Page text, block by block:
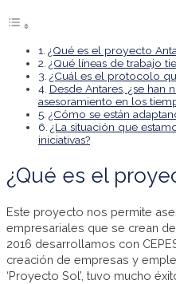
¿Qué es el proyecto
¿Qué líneas de trabajo
¿Cuál es el protocolo
Desde Antares, ¿se han
asesoramiento en los
¿Cómo se están
¿La situación que
iniciativas?
¿Qué es el
Este proyecto nos permite
empresariales que se crean
2016 desarrollamos con
creación de empresas y
‘Proyecto Sol’, tuvo mucho